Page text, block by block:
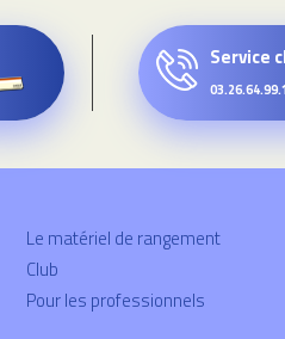
Service
Le matériel de rangement
Club
Pour les professionnels